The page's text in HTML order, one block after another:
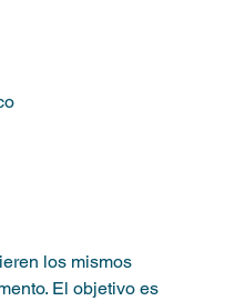
los mismos
El objetivo es